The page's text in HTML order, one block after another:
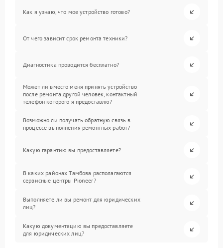
Как я узнаю, что мое устройство готово?
От чего зависит срок ремонта техники?
Диагностика проводится бесплатно?
Может ли вместо меня принять устройство
после ремонта другой человек, контактный
телефон которого я предоставлю?
Возможно ли получать обратную связь в
процессе выполнения ремонтных работ?
Какую гарантию вы предоставляете?
В каких районах Тамбова располагаются
сервисные центры Pioneer?
Выполняете ли вы ремонт для юридических
лиц?
Какую документацию вы предоставляете
для юридических лиц?